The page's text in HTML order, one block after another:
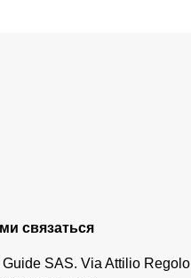
связаться
SAS. Via Attilio Regolo